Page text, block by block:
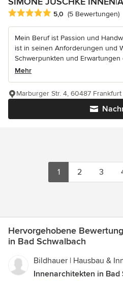
Durchschnittliche Bewertung: 5
5,0 (5 Bewertungen)
Mein Beruf ist Passion und
ist in seinen Anforderungen und
Schwerpunkten und Erwartungen
Mehr
Marburger Str. 4, 60487 Frankfurt
1 2 3
Hervorgehobene
in Bad Schwalbach
Bildhauer | Hausbau &
Innenarchitekten in Bad